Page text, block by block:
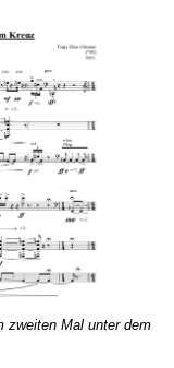
zweiten Mal unter dem